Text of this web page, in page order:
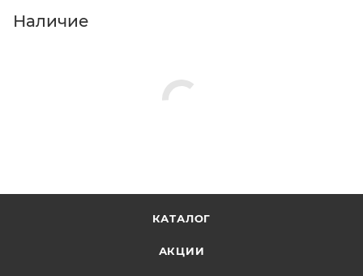
Наличие
КАТАЛОГ
АКЦИИ